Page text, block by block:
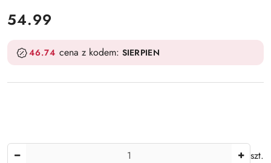
cena:
54.99
46.74 cena z kodem: SIERPIEN
szt.